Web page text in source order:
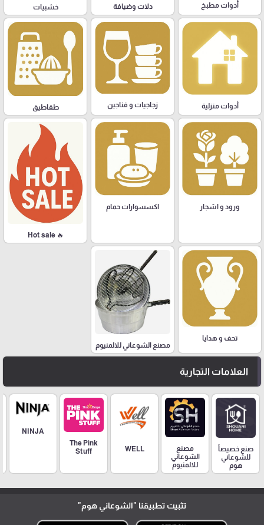
أدوات مطبخ دلات وضيافة خشبيات
أدوات منزلية زجاجيات و فناجين طقاطيق
ورود و اشجار اكسسوارات حمام
🔥 Hot sale
تحف و هدايا
مصنع الشوعاني للالمنيوم
العلامات التجارية
صنع خصيصاً
للشوعاني
هوم
مصنع
الشوعاني
للالمنيوم
WELL
The Pink
Stuff
NINJA
تثبيت تطبيقنا "الشوعاني هوم"